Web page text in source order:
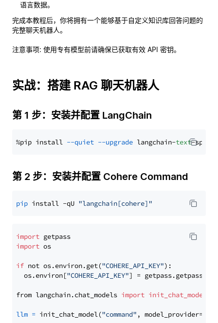
语言数据。
完成本教程后，你将拥有一个能够基于自定义知识库回答问题的
完整聊天机器人。
注意事项: 使用专有模型前请确保已获取有效 API 密钥。
实战：搭建 RAG 聊天机器人
第 1 步：安装并配置 LangChain
%pip install --quiet --upgrade langchain-text
第 2 步：安装并配置 Cohere Command
pip install -qU "langchain[cohere]"
import
import os
if not os.environ.get("COHERE_API_KEY"):
  os.environ[
"COHERE_API_KEY"] = getpass.getpass(
from langchain.chat_models import init_chat_model
llm = init_chat_model("command" , model_provider=